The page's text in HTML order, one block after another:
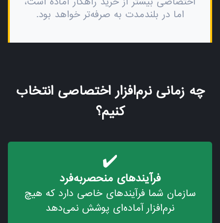
اما در بلندمدت به صرفه‌تر خواهد بود.
چه زمانی نرم‌افزار اختصاصی انتخاب
کنیم؟
✔️
فرآیندهای منحصربه‌فرد
سازمان شما فرآیندهای خاصی دارد که هیچ
نرم‌افزار آماده‌ای پوشش نمی‌دهد